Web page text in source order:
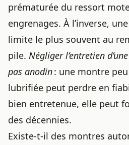
prématurée du ressort
engrenages. À l’inverse,
limite le plus souvent au
pile. Négliger l’entretien
pas anodin: une montre
lubrifiée peut perdre en
bien entretenue, elle peut
des décennies.
Existe-t-il des montres